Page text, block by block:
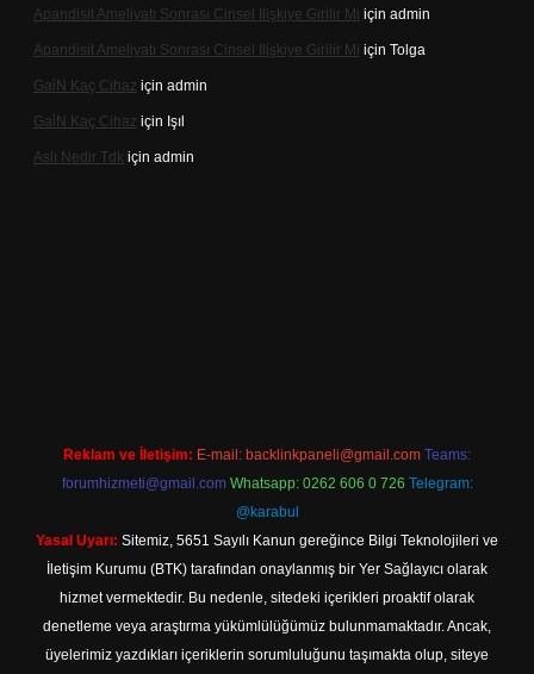
Apandisit Ameliyatı Sonrası Cinsel Ilişkiye Girilir Mi için admin
Apandisit Ameliyatı Sonrası Cinsel Ilişkiye Girilir Mi için Tolga
Gai̇N Kaç Cihaz için admin
Gai̇N Kaç Cihaz için Işıl
Aslı Nedir Tdk için admin
Reklam ve İletişim: E-mail: backlinkpaneli@gmail.com Teams:
forumhizmeti@gmail.com Whatsapp: 0262 606 0 726 Telegram:
@karabul
Yasal Uyarı: Sitemiz, 5651 Sayılı Kanun gereğince Bilgi Teknolojileri ve
İletişim Kurumu (BTK) tarafından onaylanmış bir Yer Sağlayıcı olarak
hizmet vermektedir. Bu nedenle, sitedeki içerikleri proaktif olarak
denetleme veya araştırma yükümlülüğümüz bulunmamaktadır. Ancak,
üyelerimiz yazdıkları içeriklerin sorumluluğunu taşımakta olup, siteye